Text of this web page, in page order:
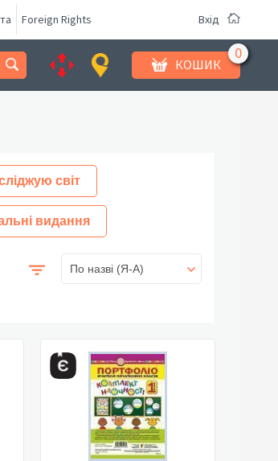
Foreign Rights Вхід
КОШИК
світ
видання
По назві (Я-А)